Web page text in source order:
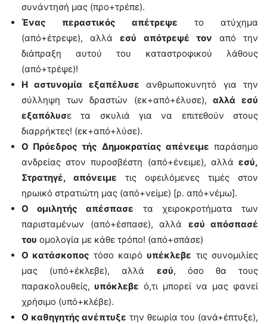
συνάντησή μας (προ+τρέπε).
Ένας περαστικός απέτρεψε το ατύχημα
(από+έτρεψε), αλλάεσύ απότρεψέ τον από την
διάπραξη αυτού του καταστροφικού λάθους
(από+τρέψε)!
Η αστυνομία εξαπέλυσε ανθρωποκυνητό για την
σύλληψη των δραστών (εκ+από+έλυσε),αλλά εσύ
εξαπόλυσε τα σκυλιά για να επιτεθούν στους
διαρρήκτες! (εκ+από+λύσε).
Ο Πρόεδρος τής Δημοκρατίας απένειμε παράσημο
ανδρείας στον πυροσβέστη (από+ένειμε), αλλά εσύ,
Στρατηγέ, απόνειμε τις οφειλόμενες τιμές στον
ηρωικό στρατιώτη μας (από+νείμε) [ρ. από+νέμω].
Ο ομιλητής απέσπασε τα χειροκροτήματα των
παρισταμένων (από+έσπασε), αλλά εσύ απόσπασέ
του ομολογία με κάθε τρόπο! (από+σπάσε)
Ο κατάσκοπος τόσο καιρόυπέκλεβε τις συνομιλίες
μας (υπό+έκλεβε), αλλά εσύ, όσο θα τους
παρακολουθείς, υπόκλεβε ό,τι μπορεί να μας φανεί
χρήσιμο (υπό+κλέβε).
Ο καθηγητής ανέπτυξε την θεωρία του (ανά+έπτυξε),